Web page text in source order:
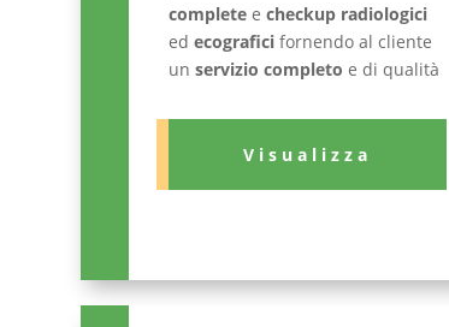
complete e checkup radiologici
ed ecografici fornendo al cliente
un servizio completo e di qualità
Visualizza